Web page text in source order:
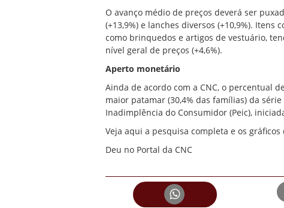
O avanço médio de preços deverá ser
(+13,9%) e lanches diversos (+10,9%).
como brinquedos e artigos de vestuário,
nível geral de preços (+4,6%).
Aperto monetário
Ainda de acordo com a CNC, o percentual
maior patamar (30,4% das famílias) da
Inadimplência do Consumidor (Peic),
Veja aqui a pesquisa completa e os
Deu no Portal da CNC